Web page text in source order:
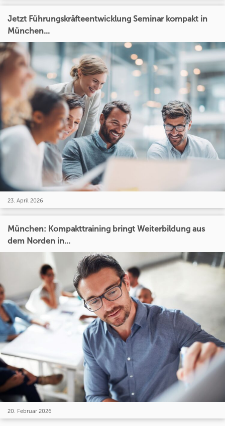
Jetzt Führungskräfteentwicklung Seminar kompakt in
München...
23. April 2026
München: Kompakttraining bringt Weiterbildung aus
dem Norden in...
20. Februar 2026